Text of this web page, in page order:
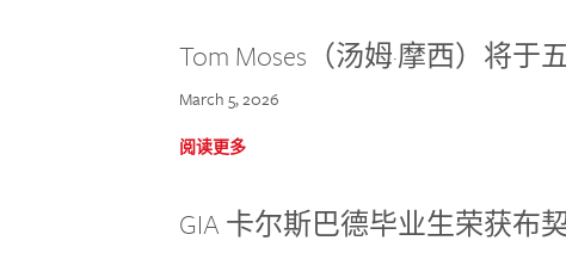
Tom Moses（汤姆·摩西）将于
March 5, 2026
阅读更多
GIA 卡尔斯巴德毕业生荣获布